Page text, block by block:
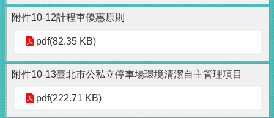
附件10-12計程車優惠原則
pdf(82.35 KB)
附件10-13臺北市公私立停車場環境清潔自主管理項目
pdf(222.71 KB)